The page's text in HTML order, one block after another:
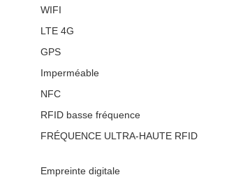
WIFI
LTE 4G
GPS
Imperméable
NFC
RFID basse fréquence
FRÉQUENCE ULTRA-HAUTE RFID
Empreinte digitale